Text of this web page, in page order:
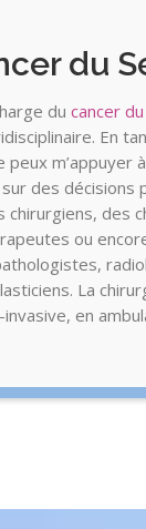
du
ducancer
En
peux m’appuyer
des décisions
chirurgiens, des
ou
La
en